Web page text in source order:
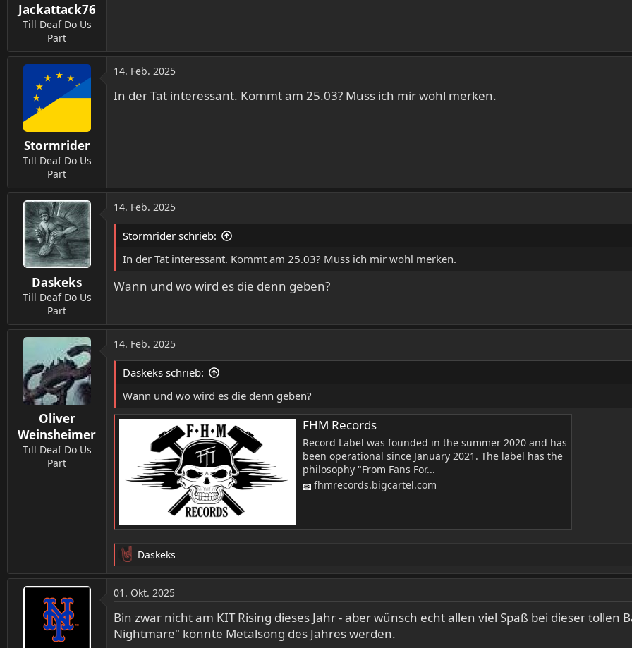
Jackattack76
Till Deaf Do Us
Part
Stormrider
Till Deaf Do Us
Part
14. Feb. 2025
In der Tat interessant. Kommt am 25.03? Muss ich mir wohl merken.
Daskeks
Till Deaf Do Us
Part
14. Feb. 2025
Stormrider schrieb:
In der Tat interessant. Kommt am 25.03? Muss ich mir wohl merken.
Wann und wo wird es die denn geben?
Oliver
Weinsheimer
Till Deaf Do Us
Part
14. Feb. 2025
Daskeks schrieb:
Wann und wo wird es die denn geben?
FHM Records
Record Label was founded in the summer 2020 and has
been operational since January 2021. The label has the
philosophy "From Fans For...
fhmrecords.bigcartel.com
R
e
a
k
t
i
o
Daskeks
01. Okt. 2025
Bin zwar nicht am KIT Rising dieses Jahr - aber wünsch echt allen viel Spaß bei dieser tollen
Nightmare" könnte Metalsong des Jahres werden.